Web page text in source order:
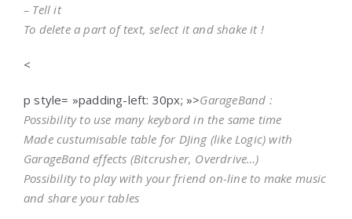
– Tell it
To delete a part of text, select it and shake it !
<
p style= »padding-left: 30px; »>GarageBand :
Possibility to use many keybord in the same time
Made custumisable table for DJing (like Logic) with
GarageBand effects (Bitcrusher, Overdrive…)
Possibility to play with your friend on-line to make music
and share your tables